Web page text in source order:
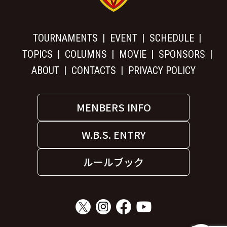
TOURNAMENTS EVENT
SCHEDULE
TOPICS
COLUMNS MOVIE
SPONSORS
ABOUT
CONTACTS PRIVACY POLICY
MENBERS INFO
W.B.S. ENTRY
ルールブック